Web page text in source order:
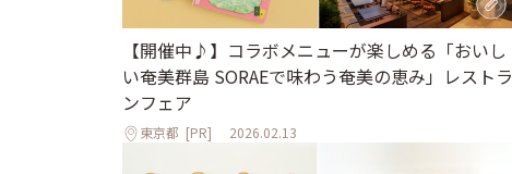
【開催中♪】コラボメニューが楽しめる「おいし
い奄美群島 SORAEで味わう奄美の恵み」レストラ
ンフェア
東京都 [PR] 2026.02.13